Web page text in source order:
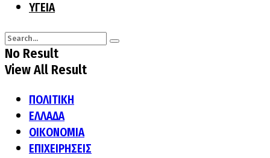
ΥΓΕΙΑ
No Result
View All Result
ΠΟΛΙΤΙΚΗ
ΕΛΛΑΔΑ
ΟΙΚΟΝΟΜΙΑ
ΕΠΙΧΕΙΡΗΣΕΙΣ